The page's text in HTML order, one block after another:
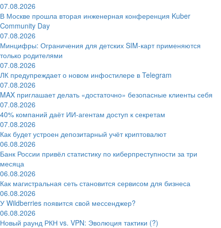
07.08.2026
В Москве прошла вторая инженерная конференция Kuber
Community Day
07.08.2026
Минцифры: Ограничения для детских SIM-карт применяются
только родителями
07.08.2026
ЛК предупреждает о новом инфостилере в Telegram
07.08.2026
MAX приглашает делать «достаточно» безопасные клиенты себя
07.08.2026
40% компаний даёт ИИ‑агентам доступ к секретам
07.08.2026
Как будет устроен депозитарный учёт криптовалют
06.08.2026
Банк России привёл статистику по киберпреступности за три
месяца
06.08.2026
Как магистральная сеть становится сервисом для бизнеса
06.08.2026
У Wildberries появится свой мессенджер?
06.08.2026
Новый раунд РКН vs. VPN: Эволюция тактики (?)